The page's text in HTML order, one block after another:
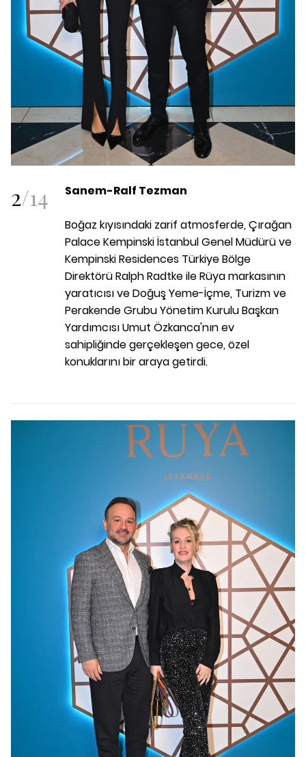
2/14 Sanem-Ralf Tezman
Boğaz kıyısındaki zarif atmosferde, Çırağan
Palace Kempinski İstanbul Genel Müdürü ve
Kempinski Residences Türkiye Bölge
Direktörü Ralph Radtke ile Rüya markasının
yaratıcısı ve Doğuş Yeme-İçme, Turizm ve
Perakende Grubu Yönetim Kurulu Başkan
Yardımcısı Umut Özkanca'nın ev
sahipliğinde gerçekleşen gece, özel
konuklarını bir araya getirdi.